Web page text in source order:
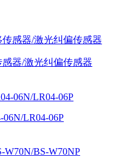
器/激光纠偏传感器
06N/LR04-06P